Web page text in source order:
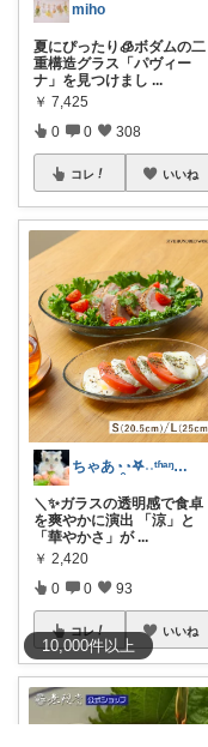
10,000件以上
miho
夏にぴったり🧊ボダムの二
重構造グラス「パヴィー
ナ」を見つけまし ...
￥ 7,425
0 0 308
コレ いいね
ちゃあ◔̯◔‪𖤐˒˒ᵗʱᵃᵑᵏᵧₒᵤ
＼✨ガラスの透明感で食卓
を爽やかに演出 「涼」と
「華やかさ」が ...
￥ 2,420
0 0 93
コレ いいね